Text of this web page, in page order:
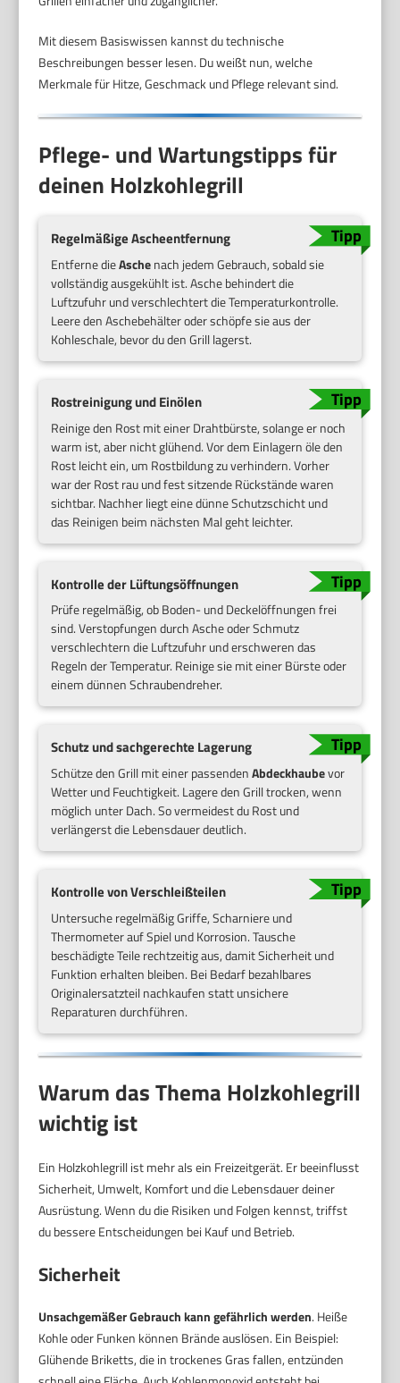
Mit diesem Basiswissen kannst du technische
Beschreibungen besser lesen. Du weißt nun, welche
Merkmale für Hitze, Geschmack und Pflege relevant sind.
Pflege- und Wartungstipps für
deinen Holzkohlegrill
Regelmäßige Ascheentfernung
Entferne dieAschenach jedem Gebrauch, sobald sie
vollständig ausgekühlt ist. Asche behindert die
Luftzufuhr und verschlechtert die Temperaturkontrolle.
Leere den Aschebehälter oder schöpfe sie aus der
Kohleschale, bevor du den Grill lagerst.
Rostreinigung und Einölen
Reinige den Rost mit einer Drahtbürste, solange er noch
warm ist, aber nicht glühend. Vor dem Einlagern öle den
Rost leicht ein, um Rostbildung zu verhindern. Vorher
war der Rost rau und fest sitzende Rückstände waren
sichtbar. Nachher liegt eine dünne Schutzschicht und
das Reinigen beim nächsten Mal geht leichter.
Kontrolle der Lüftungsöffnungen
Prüfe regelmäßig, ob Boden- und Deckelöffnungen frei
sind. Verstopfungen durch Asche oder Schmutz
verschlechtern die Luftzufuhr und erschweren das
Regeln der Temperatur. Reinige sie mit einer Bürste oder
einem dünnen Schraubendreher.
Schutz und sachgerechte Lagerung
Schütze den Grill mit einer passendenAbdeckhaubevor
Wetter und Feuchtigkeit. Lagere den Grill trocken, wenn
möglich unter Dach. So vermeidest du Rost und
verlängerst die Lebensdauer deutlich.
Kontrolle von Verschleißteilen
Untersuche regelmäßig Griffe, Scharniere und
Thermometer auf Spiel und Korrosion. Tausche
beschädigte Teile rechtzeitig aus, damit Sicherheit und
Funktion erhalten bleiben. Bei Bedarf bezahlbares
Originalersatzteil nachkaufen statt unsichere
Reparaturen durchführen.
Warum das Thema Holzkohlegrill
wichtig ist
Ein Holzkohlegrill ist mehr als ein Freizeitgerät. Er beeinflusst
Sicherheit, Umwelt, Komfort und die Lebensdauer deiner
Ausrüstung. Wenn du die Risiken und Folgen kennst, triffst
du bessere Entscheidungen bei Kauf und Betrieb.
Sicherheit
Unsachgemäßer Gebrauch kann gefährlich werden. Heiße
Kohle oder Funken können Brände auslösen. Ein Beispiel:
Glühende Briketts, die in trockenes Gras fallen, entzünden